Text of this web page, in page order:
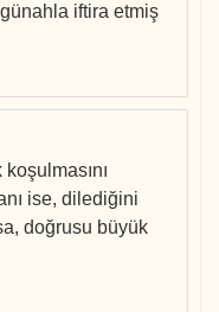
iftira etmiş
ise, dilediğini
doğrusu büyük